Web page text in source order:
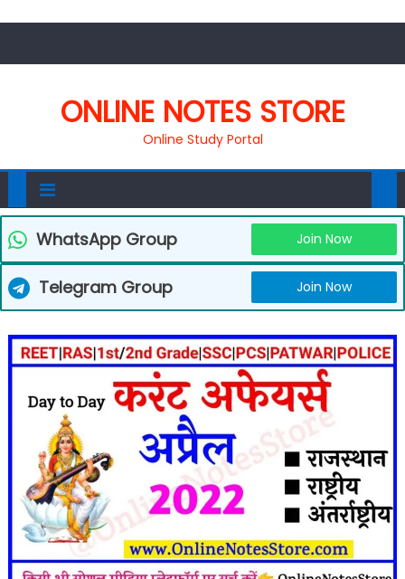
ONLINE NOTES STORE
Online Study Portal
WhatsApp Group Join Now
Telegram Group Join Now